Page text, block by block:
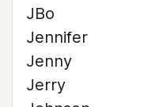
JBo
Jennifer
Jenny
Jerry